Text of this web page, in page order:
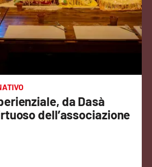
da Dasà
dell’associazione